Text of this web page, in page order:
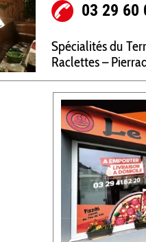
03 29 60
Spécialités du
Raclettes –